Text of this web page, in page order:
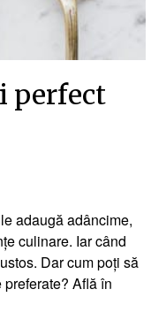
perfect
adaugă adâncime,
culinare. Iar când
Dar cum poți să
Află în